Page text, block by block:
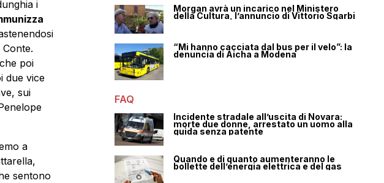
i
poi
due vice
sui
a
sentono
Morgan avrà un incarico nel Ministero
della Cultura, l’annuncio di Vittorio Sgarbi
“Mi hanno cacciata dal bus per il velo”: la
denuncia di Aicha a Modena
FAQ
Incidente stradale all’uscita di Novara:
morte due donne, arrestato un uomo alla
guida senza patente
Quando e di quanto aumenteranno le
bollette dell’energia elettrica e del gas